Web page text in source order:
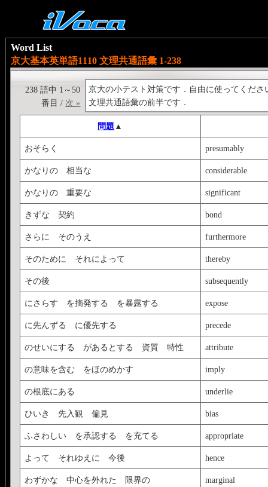
Word List
京大基本英単語1110 文理共通語彙 1-238
京大の小テスト対策です．自由に使ってくださ
文理共通語彙の前半です．
238 語中 1～50
番目 / 次 »
問題 ▲
おそらく presumably
かなりの 相当な considerable
かなりの 重要な significant
きずな 契約 bond
さらに そのうえ furthermore
そのために それによって thereby
その後 subsequently
にさらす を摘発する を暴露する expose
に先んずる に優先する precede
のせいにする があるとする 資質 特性 attribute
の意味を含む をほのめかす imply
の根底にある underlie
ひいき 先入観 偏見 bias
ふさわしい を承認する を充てる appropriate
よって それゆえに 今後 hence
わずかな 中心を外れた 限界の marginal